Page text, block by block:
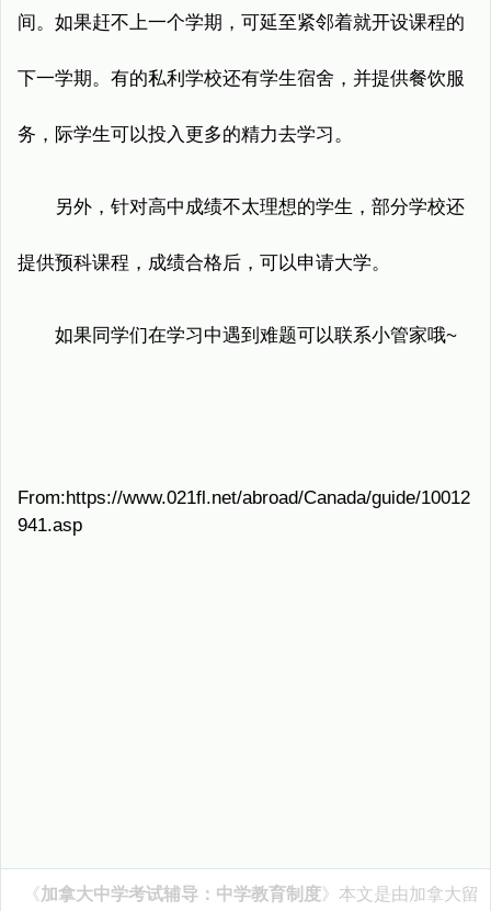
间。如果赶不上一个学期，可延至紧邻着就开设课程的
下一学期。有的私利学校还有学生宿舍，并提供餐饮服
务，际学生可以投入更多的精力去学习。
另外，针对高中成绩不太理想的学生，部分学校还
提供预科课程，成绩合格后，可以申请大学。
如果同学们在学习中遇到难题可以联系小管家哦~
From:https://www.021fl.net/abroad/Canada/guide/10012
941.asp
《加拿大中学考试辅导：中学教育制度》本文是由加拿大留